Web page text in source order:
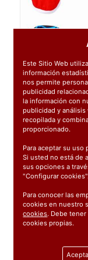
Ref: 23902
Este Sitio Web
información
nos permite
publicidad
la información con
publicidad y
recopilada y
proporcionado.
Para aceptar su
Si usted no está de
sus opciones a
"Configurar cookies".
Para conocer las
cookies en nuestro
cookies. Debe
cookies propias.